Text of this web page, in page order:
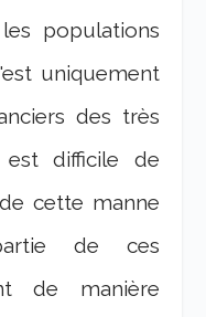
populations
uniquement
des très
est difficile de
cette manne
de ces
de manière